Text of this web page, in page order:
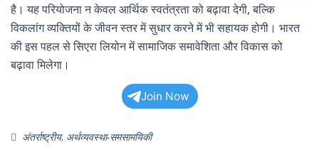
है। यह परियोजना न केवल आर्थिक स्वतंत्रता को बढ़ावा देगी, बल्कि
विकलांग व्यक्तियों के जीवन स्तर में सुधार करने में भी सहायक होगी। भारत
की इस पहल से सिएरा लियोन में सामाजिक समावेशिता और विकास को
बढ़ावा मिलेगा।
Join Now
अंतर्राष्ट्रीय, अर्थव्यवस्था-समसामयिकी